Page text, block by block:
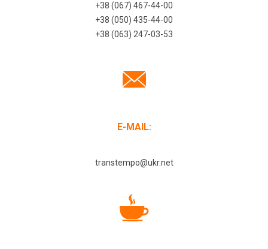
+38 (067) 467-44-00
+38 (050) 435-44-00
+38 (063) 247-03-53
E-MAIL:
transtempo@ukr.net